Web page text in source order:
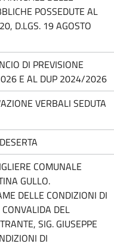
POSSEDUTE AL
D.LGS. 19 AGOSTO
DI PREVISIONE
E AL DUP 2024/2026
VERBALI SEDUTA
COMUNALE
GULLO.
DELLE CONDIZIONI DI
DEL
SIG. GIUSEPPE
DI